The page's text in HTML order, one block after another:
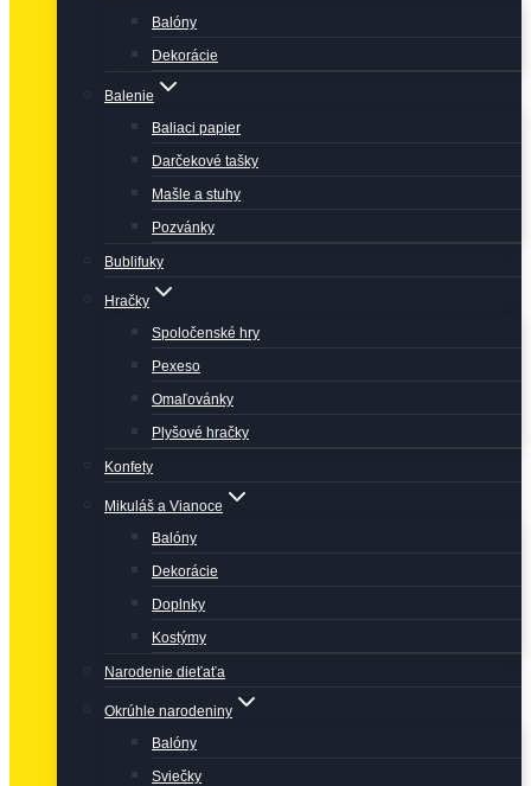
Balóny
Dekorácie
Balenie
Baliaci papier
Darčekové tašky
Mašle a stuhy
Pozvánky
Bublifuky
Hračky
Spoločenské hry
Pexeso
Omaľovánky
Plyšové hračky
Konfety
Mikuláš a Vianoce
Balóny
Dekorácie
Doplnky
Kostýmy
Narodenie dieťaťa
Okrúhle narodeniny
Balóny
Sviečky